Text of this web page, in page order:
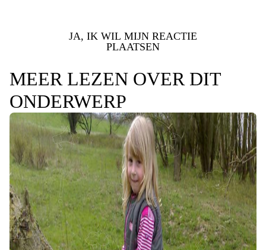
JA, IK WIL MIJN REACTIE
PLAATSEN
MEER LEZEN OVER DIT
ONDERWERP